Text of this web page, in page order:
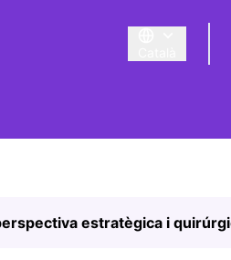
Triar la llengua
estratègica i